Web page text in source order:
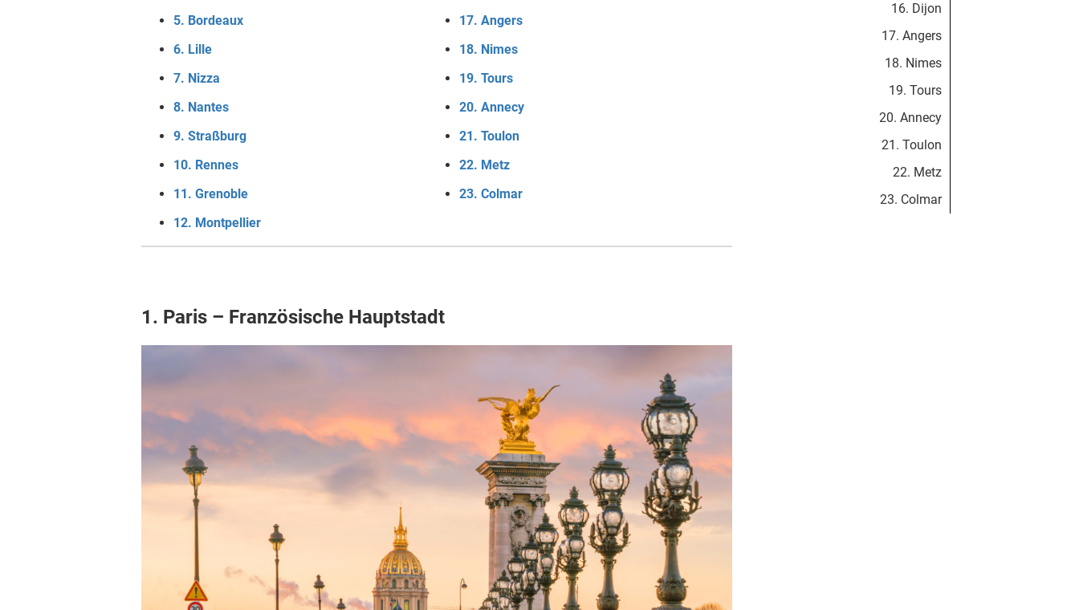
5. Bordeaux
6. Lille
7. Nizza
8. Nantes
9. Straßburg
10. Rennes
11. Grenoble
12. Montpellier
17. Angers
18. Nimes
19. Tours
20. Annecy
21. Toulon
22. Metz
23. Colmar
1. Paris – Französische Hauptstadt
16. Dijon
17. Angers
18. Nimes
19. Tours
20. Annecy
21. Toulon
22. Metz
23. Colmar